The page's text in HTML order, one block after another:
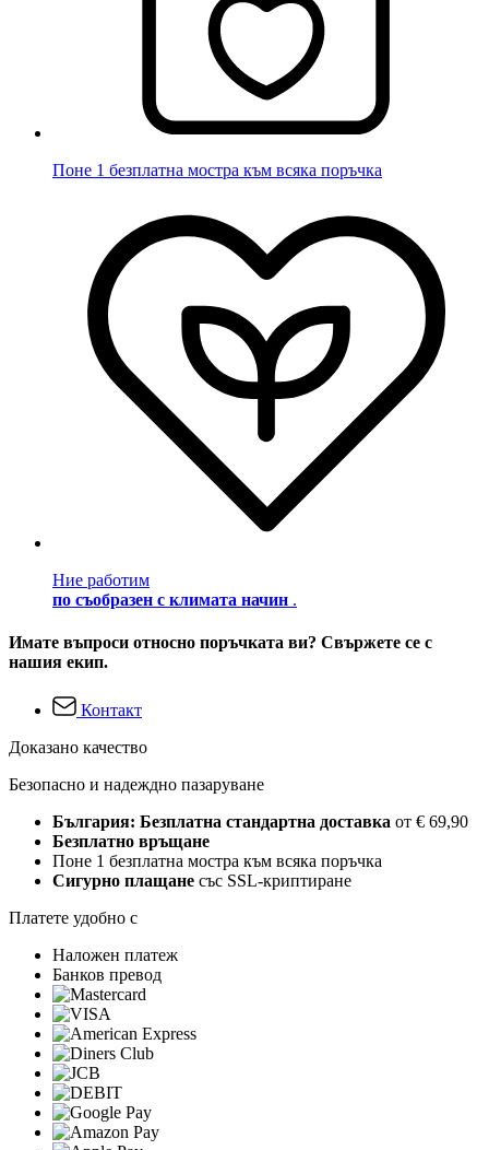
Поне 1 безплатна мостра към всяка поръчка
Ние работим
по съобразен с климата начин .
Имате въпроси относно поръчката ви? Свържете се с
нашия екип.
Контакт
Доказано качество
Безопасно и надеждно пазаруване
България: Безплатна стандартна доставка от € 69,90
Безплатно връщане
Поне 1 безплатна мостра към всяка поръчка
Сигурно плащане със SSL-криптиране
Платете удобно с
Наложен платеж
Банков превод